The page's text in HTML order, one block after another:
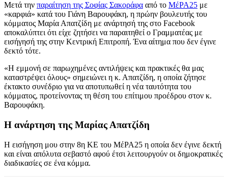
Μετά την παραίτηση της Σοφίας Σακοράφα από το ΜέΡΑ25 με
«καρφιά» κατά του Γιάνη Βαρουφάκη, η πρώην βουλευτής του
κόμματος Μαρία Απατζίδη με ανάρτησή της στο Facebook
αποκαλύπτει ότι είχε ζητήσει να παραιτηθεί ο Γραμματέας με
εισήγησή της στην Κεντρική Επιτροπή. Ένα αίτημα που δεν έγινε
δεκτό τότε.
«Η εμμονή σε παρωχημένες αντιλήψεις και πρακτικές θα μας
καταστρέψει όλους» σημειώνει η κ. Απατζίδη, η οποία ζήτησε
έκτακτο συνέδριο για να αποτυπωθεί η νέα ταυτότητα του
κόμματος, προτείνοντας τη θέση του επίτιμου προέδρου στον κ.
Βαρουφάκη.
Η ανάρτηση της Μαρίας Απατζίδη
Η εισήγηση μου στην 8η ΚΕ του ΜέΡΑ25 η οποία δεν έγινε δεκτή
και είναι απόλυτα σεβαστό αφού έτσι λειτουργούν οι δημοκρατικές
διαδικασίες σε ένα κόμμα.